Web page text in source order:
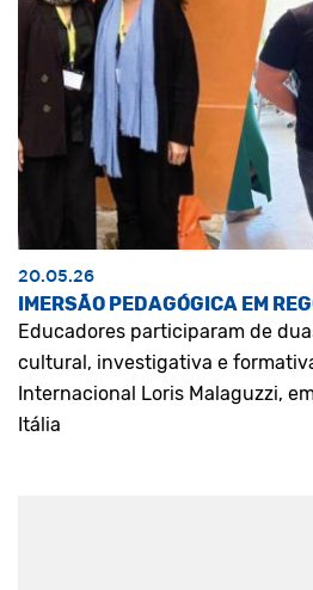
20.05.26
IMERSÃO PEDAGÓGICA EM
Educadores participaram de
cultural, investigativa e
Internacional Loris Malaguzzi,
Itália